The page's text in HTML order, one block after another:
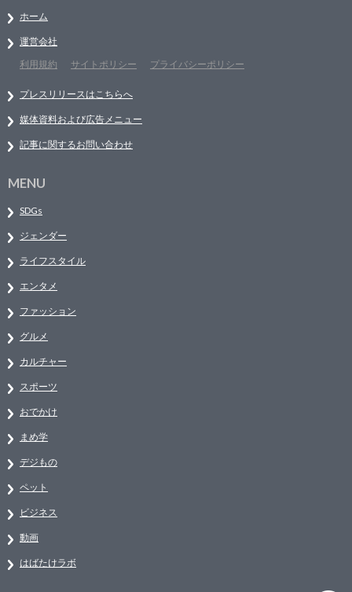
ホーム
運営会社
利用規約
サイトポリシー プライバシーポリシー
プレスリリースはこちらへ
媒体資料および広告メニュー
記事に関するお問い合わせ
MENU
SDGs
ジェンダー
ライフスタイル
エンタメ
ファッション
グルメ
カルチャー
スポーツ
おでかけ
まめ学
デジもの
ペット
ビジネス
動画
はばたけラボ